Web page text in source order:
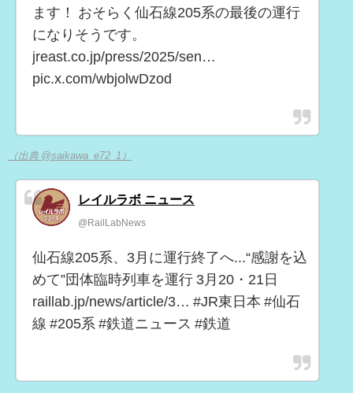
ます！ おそらく仙石線205系の最後の運行
になりそうです。
jreast.co.jp/press/2025/sen…
pic.x.com/wbjolwDzod
（出典 @saikawa_e72_1）
レイルラボ ニュース
@RailLabNews
仙石線205系、3月に運行終了へ...“感謝を込
めて”団体臨時列車を運行 3月20・21日
raillab.jp/news/article/3… #JR東日本 #仙石
線 #205系 #鉄道ニュース #鉄道